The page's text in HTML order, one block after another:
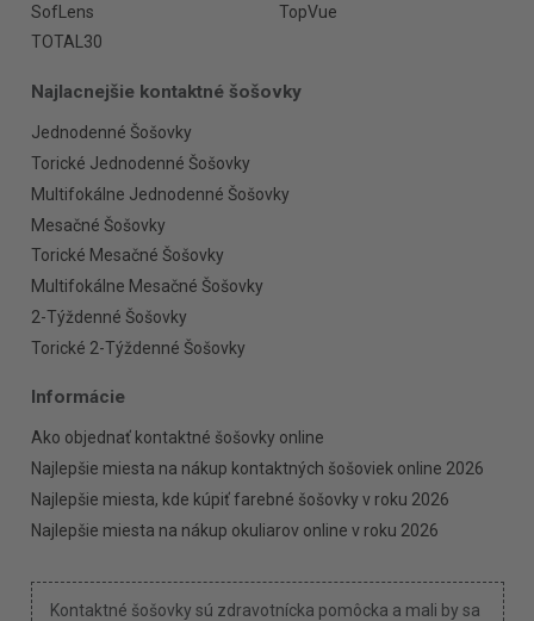
SofLens
TopVue
TOTAL30
Najlacnejšie kontaktné šošovky
Jednodenné Šošovky
Torické Jednodenné Šošovky
Multifokálne Jednodenné Šošovky
Mesačné Šošovky
Torické Mesačné Šošovky
Multifokálne Mesačné Šošovky
2-Týždenné Šošovky
Torické 2-Týždenné Šošovky
Informácie
Ako objednať kontaktné šošovky online
Najlepšie miesta na nákup kontaktných šošoviek online 2026
Najlepšie miesta, kde kúpiť farebné šošovky v roku 2026
Najlepšie miesta na nákup okuliarov online v roku 2026
Kontaktné šošovky sú zdravotnícka pomôcka a mali by sa